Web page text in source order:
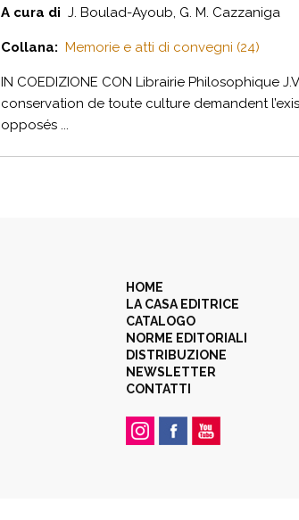
A cura di J. Boulad-Ayoub, G. M. Cazzaniga
Collana: Memorie e atti di convegni (24)
IN COEDIZIONE CON Librairie Philosophique
conservation de toute culture demandent
opposés ...
HOME
LA CASA EDITRICE
CATALOGO
NORME EDITORIALI
DISTRIBUZIONE
NEWSLETTER
CONTATTI